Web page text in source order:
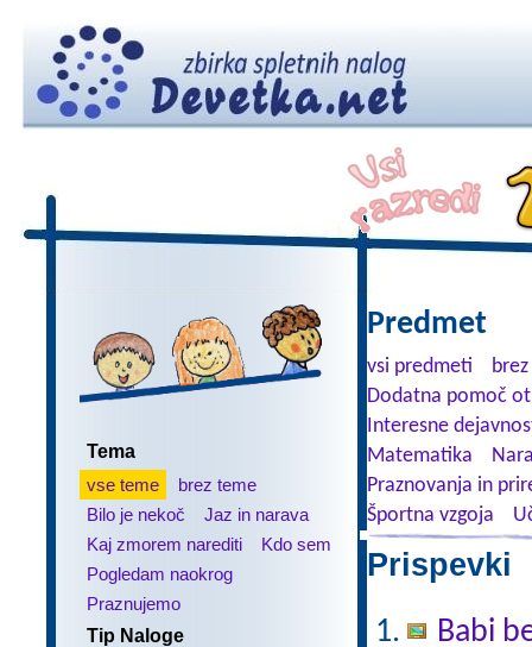
Tema
vse teme
brez teme
Bilo je nekoč
Jaz in narava
Kaj zmorem narediti
Kdo sem
Pogledam naokrog
Praznujemo
Tip Naloge
Predmet
vsi predmeti
Dodatna pomoč
Interesne
Matematika
Praznovanja in
Športna vzgoja
Prispevki
Babi